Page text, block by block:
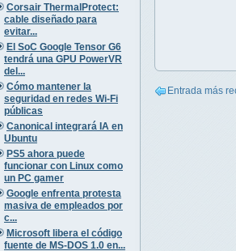
Corsair ThermalProtect:
cable diseñado para
evitar...
El SoC Google Tensor G6
tendrá una GPU PowerVR
del...
Cómo mantener la
seguridad en redes Wi-Fi
públicas
Canonical integrará IA en
Ubuntu
PS5 ahora puede
funcionar con Linux como
un PC gamer
Google enfrenta protesta
masiva de empleados por
c...
Microsoft libera el código
fuente de MS-DOS 1.0 en...
Entrada más